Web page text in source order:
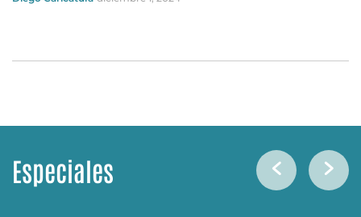
Especiales